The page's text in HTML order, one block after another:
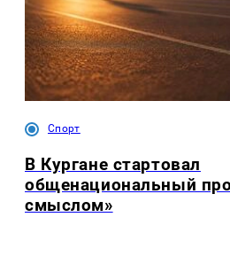
Спорт
В Кургане стартовал
общенациональный
смыслом»